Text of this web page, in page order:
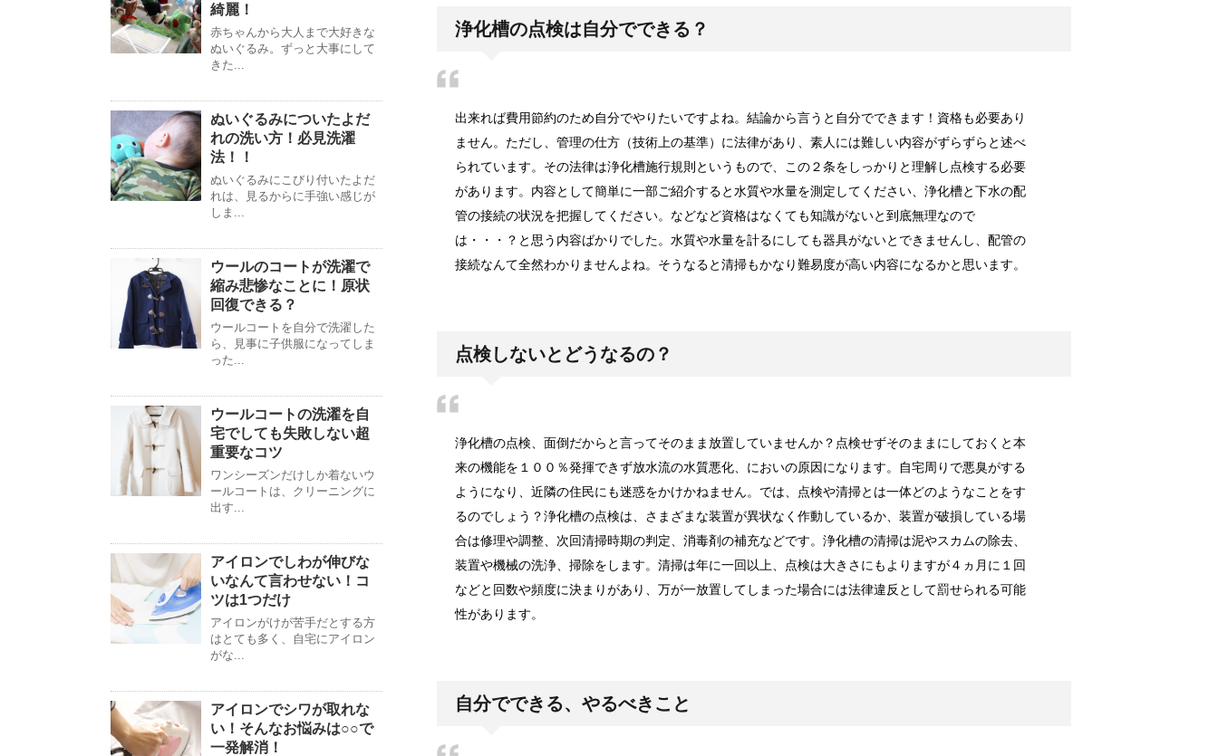
洗っても落ちない洗濯物の臭いにおい。一体どうやったらすっきり...
ぬいぐるみの洗い方とは？セスキを使えば簡単綺麗！
赤ちゃんから大人まで大好きなぬいぐるみ。ずっと大事にしてきた...
ウールコートを自分で洗濯したら、見事に子供服になってしまった...
ウールコートの洗濯を自宅でしても失敗しない超重要なコツ
ワンシーズンだけしか着ないウールコートは、クリーニングに出す...
浄化槽の点検は自分でできる？
出来れば費用節約のため自分でやりたいですよね。結論から言うと自分でできます！資格も必要あり
ません。ただし、管理の仕方（技術上の基準）に法律があり、素人には難しい内容がずらずらと述べ
られています。その法律は浄化槽施行規則というもので、この２条をしっかりと理解し点検する必要
があります。内容として簡単に一部ご紹介すると水質や水量を測定してください、浄化槽と下水の配
管の接続の状況を把握してください。などなど資格はなくても知識がないと到底無理なので
は・・・？と思う内容ばかりでした。水質や水量を計るにしても器具がないとできませんし、配管の
接続なんて全然わかりませんよね。そうなると清掃もかなり難易度が高い内容になるかと思います。
点検しないとどうなるの？
浄化槽の点検、面倒だからと言ってそのまま放置していませんか？点検せずそのままにしておくと本
来の機能を１００％発揮できず放水流の水質悪化、においの原因になります。自宅周りで悪臭がする
ようになり、近隣の住民にも迷惑をかけかねません。では、点検や清掃とは一体どのようなことをす
るのでしょう？浄化槽の点検は、さまざまな装置が異状なく作動しているか、装置が破損している場
合は修理や調整、次回清掃時期の判定、消毒剤の補充などです。浄化槽の清掃は泥やスカムの除去、
装置や機械の洗浄、掃除をします。清掃は年に一回以上、点検は大きさにもよりますが４ヵ月に１回
などと回数や頻度に決まりがあり、万が一放置してしまった場合には法律違反として罰せられる可能
性があります。
自分でできる、やるべきこと
綺麗！
赤ちゃんから大人まで大好きな
ぬいぐるみ。ずっと大事にして
きた...
ぬいぐるみについたよだ
れの洗い方！必見洗濯
法！！
ぬいぐるみにこびり付いたよだ
れは、見るからに手強い感じが
しま...
ウールのコートが洗濯で
縮み悲惨なことに！原状
回復できる？
ウールコートを自分で洗濯した
ら、見事に子供服になってしま
った...
ウールコートの洗濯を自
宅でしても失敗しない超
重要なコツ
ワンシーズンだけしか着ないウ
ールコートは、クリーニングに
出す...
アイロンでしわが伸びな
いなんて言わせない！コ
ツは1つだけ
アイロンがけが苦手だとする方
はとても多く、自宅にアイロン
がな...
アイロンでシワが取れな
い！そんなお悩みは○○で
一発解消！